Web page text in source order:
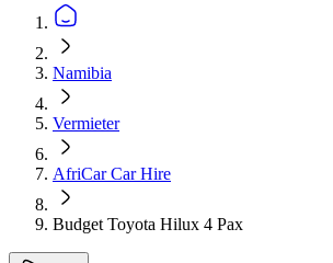
Namibia
Vermieter
AfriCar Car Hire
Budget Toyota Hilux 4 Pax